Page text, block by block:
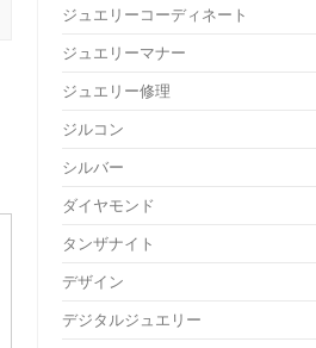
ジュエリーコーディネート
ジュエリーマナー
ジュエリー修理
ジルコン
シルバー
ダイヤモンド
タンザナイト
デザイン
デジタルジュエリー